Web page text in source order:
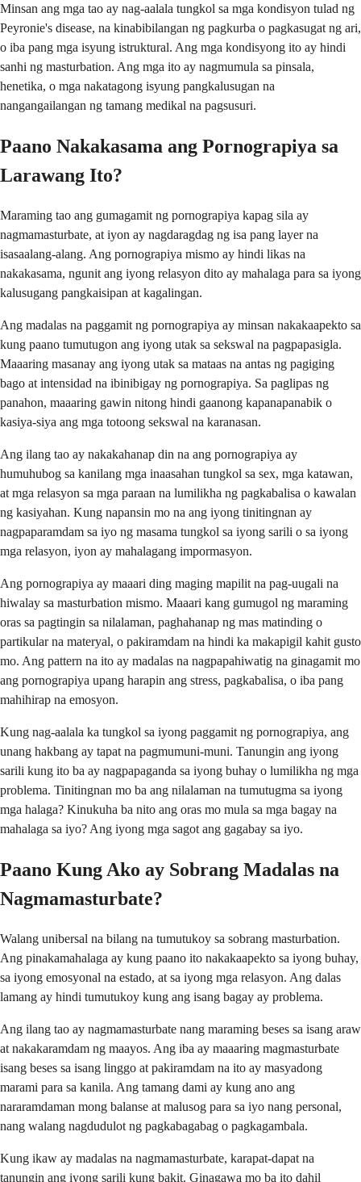
Minsan ang mga tao ay nag-aalala tungkol sa mga kondisyon tulad ng
Peyronie's disease, na kinabibilangan ng pagkurba o pagkasugat ng ari,
o iba pang mga isyung istruktural. Ang mga kondisyong ito ay hindi
sanhi ng masturbation. Ang mga ito ay nagmumula sa pinsala,
henetika, o mga nakatagong isyung pangkalusugan na
nangangailangan ng tamang medikal na pagsusuri.
Paano Nakakasama ang Pornograpiya sa
Larawang Ito?
Maraming tao ang gumagamit ng pornograpiya kapag sila ay
nagmamasturbate, at iyon ay nagdaragdag ng isa pang layer na
isasaalang-alang. Ang pornograpiya mismo ay hindi likas na
nakakasama, ngunit ang iyong relasyon dito ay mahalaga para sa iyong
kalusugang pangkaisipan at kagalingan.
Ang madalas na paggamit ng pornograpiya ay minsan nakakaapekto sa
kung paano tumutugon ang iyong utak sa sekswal na pagpapasigla.
Maaaring masanay ang iyong utak sa mataas na antas ng pagiging
bago at intensidad na ibinibigay ng pornograpiya. Sa paglipas ng
panahon, maaaring gawin nitong hindi gaanong kapanapanabik o
kasiya-siya ang mga totoong sekswal na karanasan.
Ang ilang tao ay nakakahanap din na ang pornograpiya ay
humuhubog sa kanilang mga inaasahan tungkol sa sex, mga katawan,
at mga relasyon sa mga paraan na lumilikha ng pagkabalisa o kawalan
ng kasiyahan. Kung napansin mo na ang iyong tinitingnan ay
nagpaparamdam sa iyo ng masama tungkol sa iyong sarili o sa iyong
mga relasyon, iyon ay mahalagang impormasyon.
Ang pornograpiya ay maaari ding maging mapilit na pag-uugali na
hiwalay sa masturbation mismo. Maaari kang gumugol ng maraming
oras sa pagtingin sa nilalaman, paghahanap ng mas matinding o
partikular na materyal, o pakiramdam na hindi ka makapigil kahit gusto
mo. Ang pattern na ito ay madalas na nagpapahiwatig na ginagamit mo
ang pornograpiya upang harapin ang stress, pagkabalisa, o iba pang
mahihirap na emosyon.
Kung nag-aalala ka tungkol sa iyong paggamit ng pornograpiya, ang
unang hakbang ay tapat na pagmumuni-muni. Tanungin ang iyong
sarili kung ito ba ay nagpapaganda sa iyong buhay o lumilikha ng mga
problema. Tinitingnan mo ba ang nilalaman na tumutugma sa iyong
mga halaga? Kinukuha ba nito ang oras mo mula sa mga bagay na
mahalaga sa iyo? Ang iyong mga sagot ang gagabay sa iyo.
Paano Kung Ako ay Sobrang Madalas na
Nagmamasturbate?
Walang unibersal na bilang na tumutukoy sa sobrang masturbation.
Ang pinakamahalaga ay kung paano ito nakakaapekto sa iyong buhay,
sa iyong emosyonal na estado, at sa iyong mga relasyon. Ang dalas
lamang ay hindi tumutukoy kung ang isang bagay ay problema.
Ang ilang tao ay nagmamasturbate nang maraming beses sa isang araw
at nakakaramdam ng maayos. Ang iba ay maaaring magmasturbate
isang beses sa isang linggo at pakiramdam na ito ay masyadong
marami para sa kanila. Ang tamang dami ay kung ano ang
nararamdaman mong balanse at malusog para sa iyo nang personal,
nang walang nagdudulot ng pagkabagabag o pagkagambala.
Kung ikaw ay madalas na nagmamasturbate, karapat-dapat na
tanungin ang iyong sarili kung bakit. Ginagawa mo ba ito dahil